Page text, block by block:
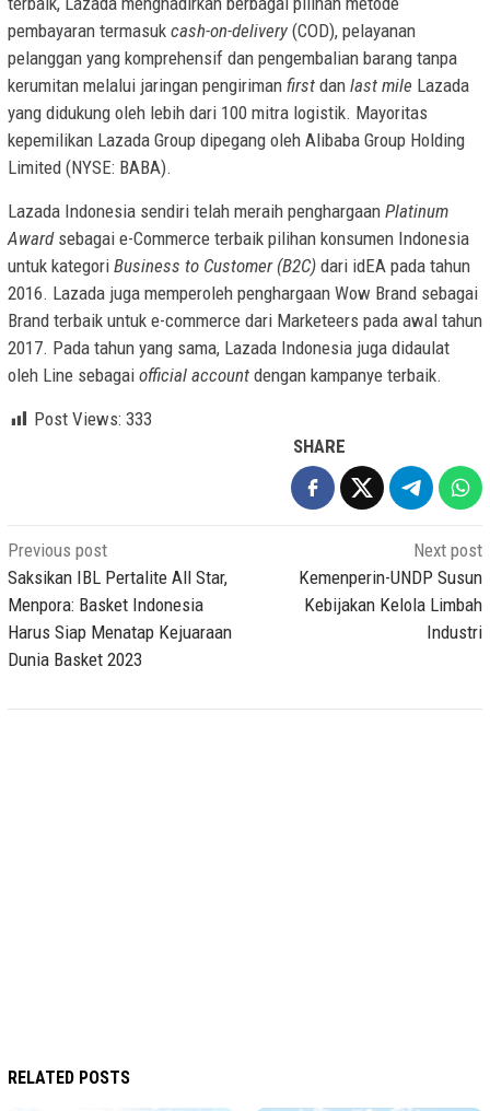
pembayaran termasuk cash-on-delivery (COD), pelayanan
pelanggan yang komprehensif dan pengembalian barang tanpa
kerumitan melalui jaringan pengiriman first dan last mile Lazada
yang didukung oleh lebih dari 100 mitra logistik. Mayoritas
kepemilikan Lazada Group dipegang oleh Alibaba Group Holding
Limited (NYSE: BABA).
Lazada Indonesia sendiri telah meraih penghargaan Platinum
Award sebagai e-Commerce terbaik pilihan konsumen Indonesia
untuk kategori Business to Customer (B2C) dari idEA pada tahun
2016. Lazada juga memperoleh penghargaan Wow Brand sebagai
Brand terbaik untuk e-commerce dari Marketeers pada awal tahun
2017. Pada tahun yang sama, Lazada Indonesia juga didaulat
oleh Line sebagai official account dengan kampanye terbaik.
Post Views: 333
SHARE
Post
navigation
Previous post
Saksikan IBL Pertalite All Star,
Menpora: Basket Indonesia
Harus Siap Menatap Kejuaraan
Dunia Basket 2023
Next post
Kemenperin-UNDP Susun
Kebijakan Kelola Limbah
Industri
RELATED POSTS